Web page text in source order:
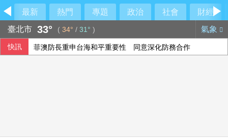
最新 熱門 專題 政治 社會
財經
臺北市 33° ( 34° / 31° ) 氣象
快訊 菲澳防長重申台海和平重要性 同意深化防務合作